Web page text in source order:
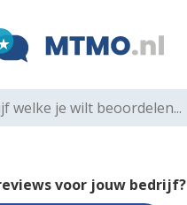
voor jouw bedrijf?